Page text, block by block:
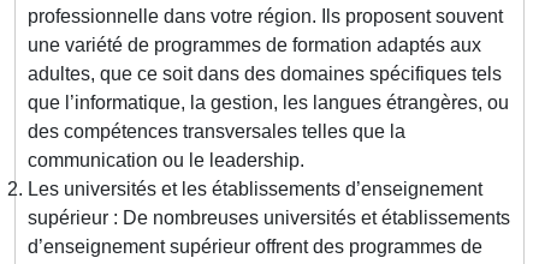
professionnelle dans votre région. Ils proposent souvent
une variété de programmes de formation adaptés aux
adultes, que ce soit dans des domaines spécifiques tels
que l’informatique, la gestion, les langues étrangères, ou
des compétences transversales telles que la
communication ou le leadership.
Les universités et les établissements d’enseignement
supérieur : De nombreuses universités et établissements
d’enseignement supérieur offrent des programmes de